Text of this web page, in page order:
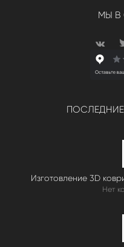
МЫ В
Изготовление 3D
Нет